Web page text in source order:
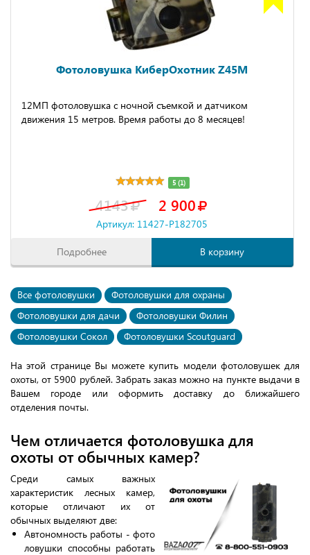
Все фотоловушки
Фотоловушки для охраны
Фотоловушки для дачи
Фотоловушки Филин
Фотоловушки Сокол
Фотоловушки Scoutguard
На этой странице Вы можете купить модели фотоловушек для
охоты, от 5900 рублей. Забрать заказ можно на пункте выдачи в
Вашем городе или оформить доставку до ближайшего
отделения почты.
Фотоловушка КиберОхотник Z45M
12МП фотоловушка с ночной съемкой и датчиком
движения 15 метров. Время работы до 8 месяцев!
5 (1)
4143 2 900
Артикул: 11427-P182705
Подробнее В корзину
Чем отличается фотоловушка для
охоты от обычных камер?
Среди самых важных
характеристик лесных камер,
которые отличают их от
обычных выделяют две:
Автономность работы - фото
ловушки способны работать